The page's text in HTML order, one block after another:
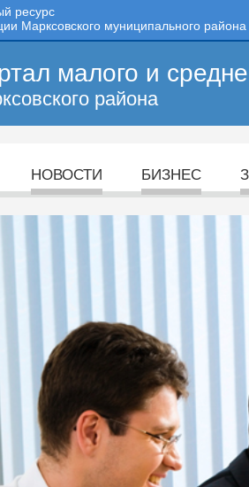
ресурс
Марксовского муниципального района
малого и
района
НОВОСТИ БИЗНЕС